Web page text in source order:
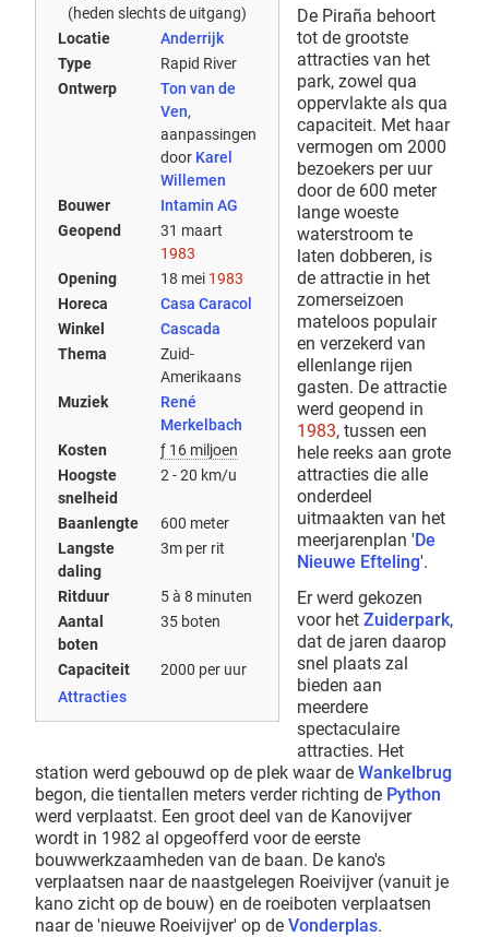
(heden slechts de uitgang)
Locatie
Anderrijk
Type
Rapid River
Ontwerp
Ton van de
Ven,
aanpassingen
door Karel
Willemen
Bouwer
Intamin AG
Geopend
31 maart
1983
Opening
18 mei 1983
Horeca
Casa Caracol
Winkel
Cascada
Thema
Zuid-
Amerikaans
Muziek
René
Merkelbach
Kosten
ƒ 16 miljoen
Hoogste
snelheid
2 - 20 km/u
Baanlengte
600 meter
Langste
daling
3m per rit
Ritduur
5 à 8 minuten
Aantal
boten
35 boten
Capaciteit
2000 per uur
Attracties
De Piraña behoort
tot de grootste
attracties van het
park, zowel qua
oppervlakte als qua
capaciteit. Met haar
vermogen om 2000
bezoekers per uur
door de 600 meter
lange woeste
waterstroom te
laten dobberen, is
de attractie in het
zomerseizoen
mateloos populair
en verzekerd van
ellenlange rijen
gasten. De attractie
werd geopend in
1983, tussen een
hele reeks aan grote
attracties die alle
onderdeel
uitmaakten van het
meerjarenplan 'De
Nieuwe Efteling'.
Er werd gekozen
voor het Zuiderpark,
dat de jaren daarop
snel plaats zal
bieden aan
meerdere
spectaculaire
attracties. Het
station werd gebouwd op de plek waar de Wankelbrug
begon, die tientallen meters verder richting de Python
werd verplaatst. Een groot deel van de Kanovijver
wordt in 1982 al opgeofferd voor de eerste
bouwwerkzaamheden van de baan. De kano's
verplaatsen naar de naastgelegen Roeivijver (vanuit je
kano zicht op de bouw) en de roeiboten verplaatsen
naar de 'nieuwe Roeivijver' op de Vonderplas.